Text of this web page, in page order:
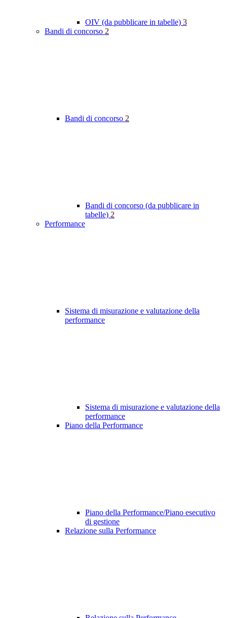
OIV (da pubblicare in tabelle) 3
Bandi di concorso 2
Bandi di concorso 2
Bandi di concorso (da pubblicare in
tabelle) 2
Performance
Sistema di misurazione e valutazione della
performance
Sistema di misurazione e valutazione della
performance
Piano della Performance
Piano della Performance/Piano esecutivo
di gestione
Relazione sulla Performance